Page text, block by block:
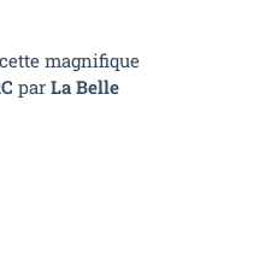
magnifique
par La Belle